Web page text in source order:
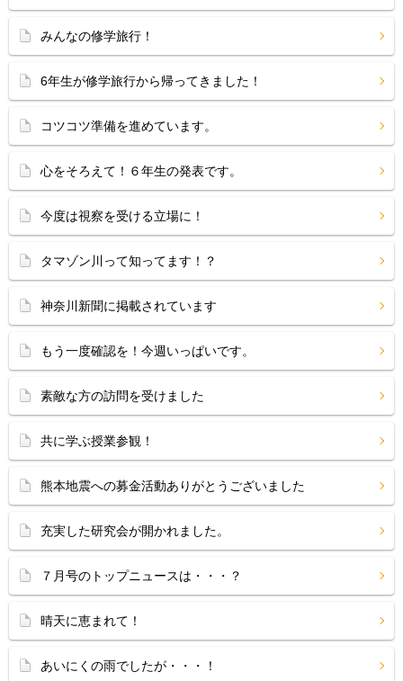
みんなの修学旅行！
6年生が修学旅行から帰ってきました！
コツコツ準備を進めています。
心をそろえて！６年生の発表です。
今度は視察を受ける立場に！
タマゾン川って知ってます！？
神奈川新聞に掲載されています
もう一度確認を！今週いっぱいです。
素敵な方の訪問を受けました
共に学ぶ授業参観！
熊本地震への募金活動ありがとうございました
充実した研究会が開かれました。
７月号のトップニュースは・・・？
晴天に恵まれて！
あいにくの雨でしたが・・・！